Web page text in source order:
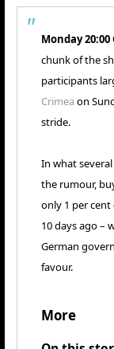
Monday 20:00
chunk of the
participants
Crimeaon
stride.
In what several
the rumour,
only 1 per
10 days ago –
German
favour.
More